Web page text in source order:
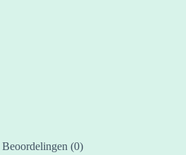
Beoordelingen (0)